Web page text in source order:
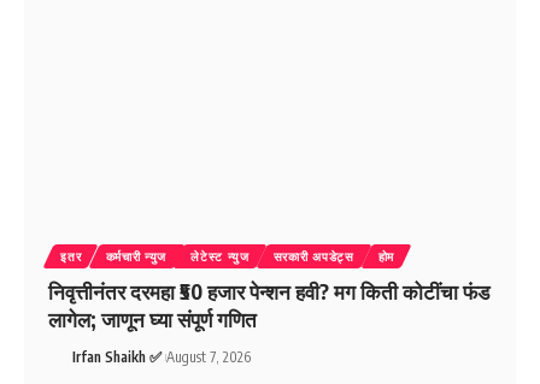
इतर कर्मचारी न्युज लेटेस्ट न्युज सरकारी अपडेट्स होम
निवृत्तीनंतर दरमहा ₹50 हजार पेन्शन हवी? मग किती कोटींचा फंड
लागेल; जाणून घ्या संपूर्ण गणित
Irfan Shaikh ✅ August 7, 2026